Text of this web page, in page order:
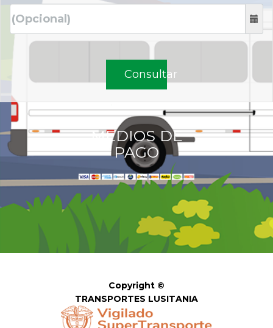
Consultar
MEDIOS DE
PAGO
Copyright ©
TRANSPORTES LUSITANIA